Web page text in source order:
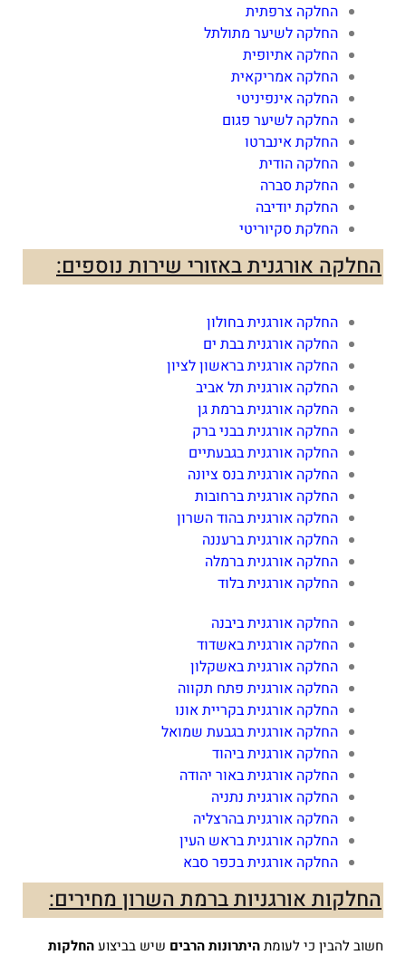
החלקה צרפתית
החלקה לשיער מתולתל
החלקה אתיופית
החלקה אמריקאית
החלקה אינפיניטי
החלקה לשיער פגום
החלקת אינברטו
החלקה הודית
החלקת סברה
החלקת יודיבה
החלקת סקיוריטי
החלקה אורגנית באזורי שירות נוספים:
החלקה אורגנית בחולון
החלקה אורגנית בבת ים
החלקה אורגנית בראשון לציון
החלקה אורגנית תל אביב
החלקה אורגנית ברמת גן
החלקה אורגנית בבני ברק
החלקה אורגנית בגבעתיים
החלקה אורגנית בנס ציונה
החלקה אורגנית ברחובות
החלקה אורגנית בהוד השרון
החלקה אורגנית ברעננה
החלקה אורגנית ברמלה
החלקה אורגנית בלוד
החלקה אורגנית ביבנה
החלקה אורגנית באשדוד
החלקה אורגנית באשקלון
החלקה אורגנית פתח תקווה
החלקה אורגנית בקריית אונו
החלקה אורגנית בגבעת שמואל
החלקה אורגנית ביהוד
החלקה אורגנית באור יהודה
החלקה אורגנית נתניה
החלקה אורגנית בהרצליה
החלקה אורגנית בראש העין
החלקה אורגנית בכפר סבא
החלקות אורגניות ברמת השרון מחירים:
חשוב להבין כי לעומתהיתרונות הרבים שיש בביצועהחלקות